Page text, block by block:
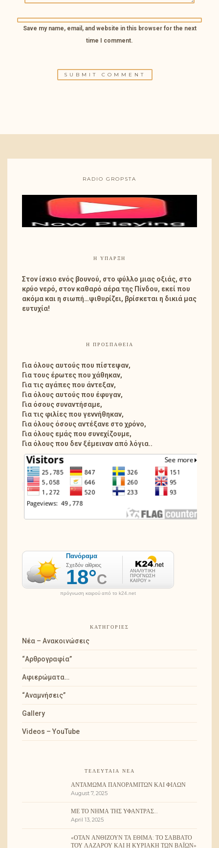
Save my name, email, and website in this browser for the next
time I comment.
RADIO GROPSTA
Η ΎΠΑΡΞΗ
Στον ίσκιο ενός βουνού, στο φύλλο μιας οξιάς, στο
κρύο νερό, στον καθαρό αέρα της Πίνδου, εκεί που
ακόμα και η σιωπή…ψιθυρίζει, βρίσκεται η δικιά μας
ευτυχία!
Η ΠΡΟΣΠΑΘΕΙΑ
Για όλους αυτούς που πίστεψαν,
Για τους έρωτες που χάθηκαν,
Για τις αγάπες που άντεξαν,
Για όλους αυτούς που έφυγαν,
Για όσους συναντήσαμε,
Για τις φιλίες που γεννήθηκαν,
Για όλους όσους αντέξανε στο χρόνο,
Για όλους εμάς που συνεχίζουμε,
Για όλους που δεν ξέμειναν από λόγια..
πρόγνωση καιρού από το k24.net
ΚΑΤΗΓΟΡΊΕΣ
Νέα – Ανακοινώσεις
“Αρθρογραφία”
Αφιερώματα…
“Αναμνήσεις”
Gallery
Videos – YouTube
ΤΕΛΕΥΤΑΊΑ ΝΈΑ
ΑΝΤΆΜΩΜΑ ΠΑΝΟΡΑΜΙΤΏΝ ΚΑΙ ΦΊΛΩΝ
August 7, 2025
ΜΕ ΤΟ ΝΉΜΑ ΤΗΣ ΥΦΆΝΤΡΑΣ…
April 13, 2025
«ΌΤΑΝ ΑΝΘΊΖΟΥΝ ΤΑ ΈΘΙΜΑ: ΤΟ ΣΆΒΒΑΤΟ
ΤΟΥ ΛΑΖΆΡΟΥ ΚΑΙ Η ΚΥΡΙΑΚΉ ΤΩΝ ΒΑΪ́ΩΝ»